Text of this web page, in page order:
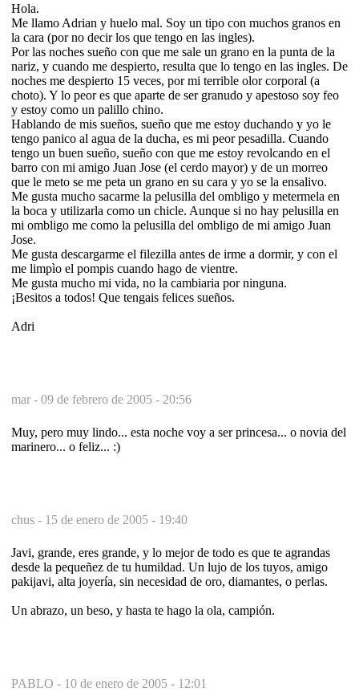
Hola.
Me llamo Adrian y huelo mal. Soy un tipo con muchos granos en
la cara (por no decir los que tengo en las ingles).
Por las noches sueño con que me sale un grano en la punta de la
nariz, y cuando me despierto, resulta que lo tengo en las ingles. De
noches me despierto 15 veces, por mi terrible olor corporal (a
choto). Y lo peor es que aparte de ser granudo y apestoso soy feo
y estoy como un palillo chino.
Hablando de mis sueños, sueño que me estoy duchando y yo le
tengo panico al agua de la ducha, es mi peor pesadilla. Cuando
tengo un buen sueño, sueño con que me estoy revolcando en el
barro con mi amigo Juan Jose (el cerdo mayor) y de un morreo
que le meto se me peta un grano en su cara y yo se la ensalivo.
Me gusta mucho sacarme la pelusilla del ombligo y metermela en
la boca y utilizarla como un chicle. Aunque si no hay pelusilla en
mi ombligo me como la pelusilla del ombligo de mi amigo Juan
Jose.
Me gusta descargarme el filezilla antes de irme a dormir, y con el
me limpìo el pompis cuando hago de vientre.
Me gusta mucho mi vida, no la cambiaria por ninguna.
¡Besitos a todos! Que tengais felices sueños.
Adri
mar - 09 de febrero de 2005 - 20:56
Muy, pero muy lindo... esta noche voy a ser princesa... o novia del
marinero... o feliz... :)
chus - 15 de enero de 2005 - 19:40
Javi, grande, eres grande, y lo mejor de todo es que te agrandas
desde la pequeñez de tu humildad. Un lujo de los tuyos, amigo
pakijavi, alta joyería, sin necesidad de oro, diamantes, o perlas.
Un abrazo, un beso, y hasta te hago la ola, campión.
PABLO - 10 de enero de 2005 - 12:01